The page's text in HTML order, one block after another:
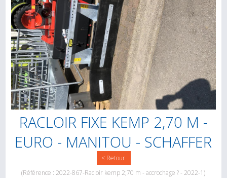
RACLOIR FIXE KEMP 2,70 M -
EURO - MANITOU - SCHAFFER
< Retour
(Référence : 2022-867-Racloir kemp 2;70 m - accrochage ? - 2022-1)